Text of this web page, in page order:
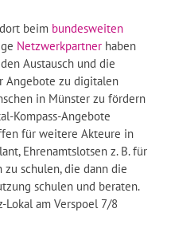
beim bundesweiten
Netzwerkpartnerhaben
Austausch und die
Angebote zu digitalen
in Münster zu fördern
Kompass-Angebote
für weitere Akteure in
Ehrenamtslotsen z. B. für
zu schulen, die dann die
schulen und beraten.
am Verspoel 7/8